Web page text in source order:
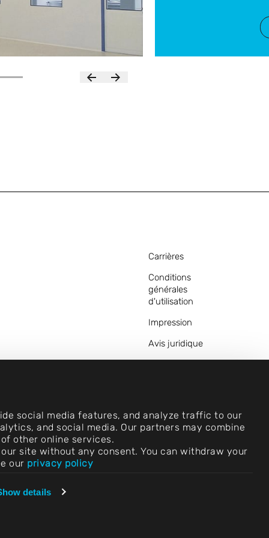
social media features, and analyze traffic to our
and social media. Our partners may combine
other online services.
site without any consent. You can withdraw your
our privacy policy
details
Carrières
Conditions
générales
d'utilisation
Impression
Avis juridique
Paramètres des
cookies
Conformité